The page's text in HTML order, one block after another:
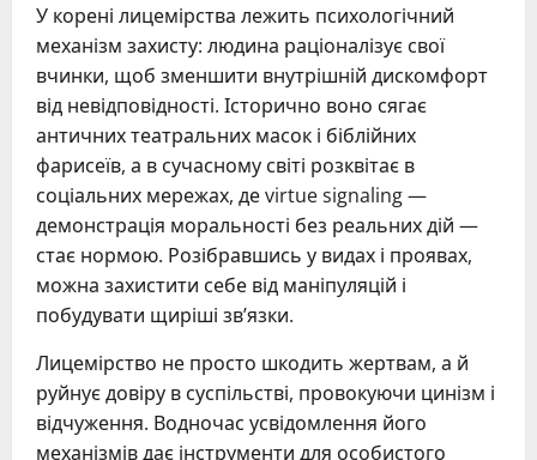
У корені лицемірства лежить психологічний
механізм захисту: людина раціоналізує свої
вчинки, щоб зменшити внутрішній дискомфорт
від невідповідності. Історично воно сягає
античних театральних масок і біблійних
фарисеїв, а в сучасному світі розквітає в
соціальних мережах, де virtue signaling —
демонстрація моральності без реальних дій —
стає нормою. Розібравшись у видах і проявах,
можна захистити себе від маніпуляцій і
побудувати щиріші зв’язки.
Лицемірство не просто шкодить жертвам, а й
руйнує довіру в суспільстві, провокуючи цинізм і
відчуження. Водночас усвідомлення його
механізмів дає інструменти для особистого